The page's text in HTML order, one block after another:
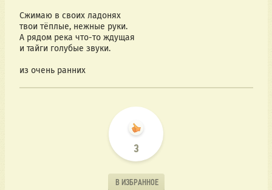
Сжимаю в своих ладонях
твои тёплые, нежные руки.
А рядом река что-то ждущая
и тайги голубые звуки.
из очень ранних
3
В ИЗБРАННОЕ